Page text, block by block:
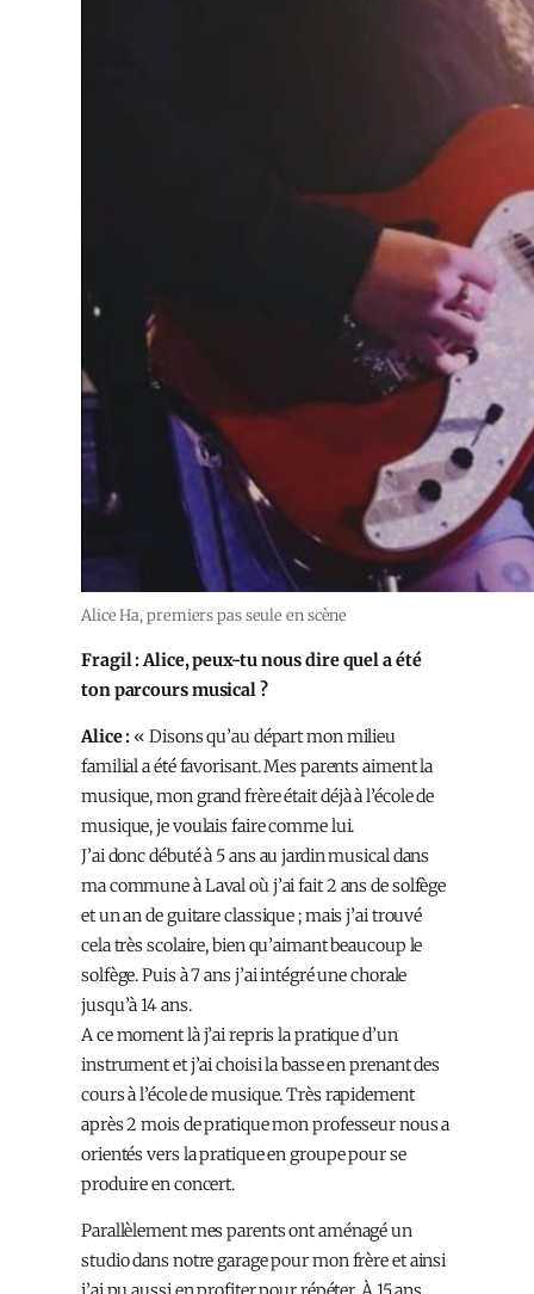
Alice Ha, premiers pas seule en scène
Fragil : Alice, peux-tu nous dire quel a été
ton parcours musical ?
Alice : « Disons qu’au départ mon milieu
familial a été favorisant. Mes parents aiment la
musique, mon grand frère était déjà à l’école de
musique, je voulais faire comme lui.
J’ai donc débuté à 5 ans au jardin musical dans
ma commune à Laval où j’ai fait 2 ans de solfège
et un an de guitare classique ; mais j’ai trouvé
cela très scolaire, bien qu’aimant beaucoup le
solfège. Puis à 7 ans j’ai intégré une chorale
jusqu’à 14 ans.
A ce moment là j’ai repris la pratique d’un
instrument et j’ai choisi la basse en prenant des
cours à l’école de musique. Très rapidement
après 2 mois de pratique mon professeur nous a
orientés vers la pratique en groupe pour se
produire en concert.
Parallèlement mes parents ont aménagé un
studio dans notre garage pour mon frère et ainsi